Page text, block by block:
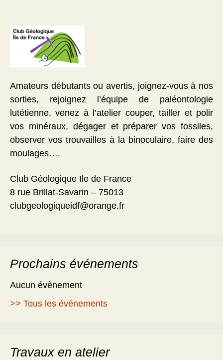
Amateurs débutants ou avertis, joignez-vous à nos
sorties, rejoignez l’équipe de paléontologie
lutétienne, venez à l’atelier couper, tailler et polir
vos minéraux, dégager et préparer vos fossiles,
observer vos trouvailles à la binoculaire, faire des
moulages….
Club Géologique Ile de France
8 rue Brillat-Savarin – 75013
clubgeologiqueidf@orange.fr
Prochains événements
Aucun évènement
>> Tous les événements
Travaux en atelier